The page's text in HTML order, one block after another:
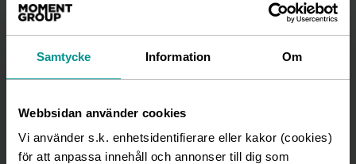
Samtycke Information Om
Webbsidan använder cookies
Vi använder s.k. enhetsidentifierare eller kakor (cookies)
för att anpassa innehåll och annonser till dig som
översättning och bearbetning av Christoffer
Efter fjolårets kritikerrosade publiksuccé med
den romantiska komedin ”Minns du mig?” med
det kreativa teamet samlats igen för att ge mer
av denna sorts komik till Göteborgspubliken.